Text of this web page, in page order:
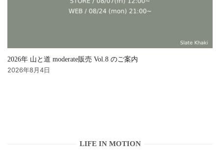
2026年 山と道 moderate販売 Vol.8 のご案内
2026年8月4日
LIFE IN MOTION